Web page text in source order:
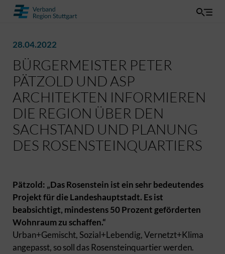
28.04.2022
BÜRGERMEISTER PETER
PÄTZOLD UND ASP
ARCHITEKTEN INFORMIEREN
DIE REGION ÜBER DEN
SACHSTAND UND PLANUNG
DES ROSENSTEINQUARTIERS
Pätzold: „Das Rosenstein ist ein sehr bedeutendes
Projekt für die Landeshauptstadt. Es ist
beabsichtigt, mindestens 50 Prozent geförderten
Wohnraum zu schaffen.“
Urban+Gemischt, Sozial+Lebendig, Vernetzt+Klima
angepasst, so soll das Rosensteinquartier werden.